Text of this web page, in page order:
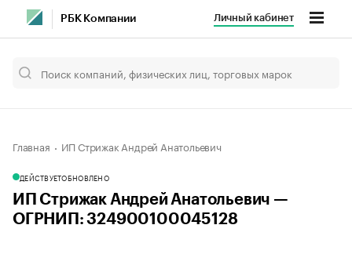
РБК Компании Личный кабинет
Главная ИП Стрижак Андрей Анатольевич
ДЕЙСТВУЕТОБНОВЛЕНО
ИП Стрижак Андрей Анатольевич —
ОГРНИП: 324900100045128